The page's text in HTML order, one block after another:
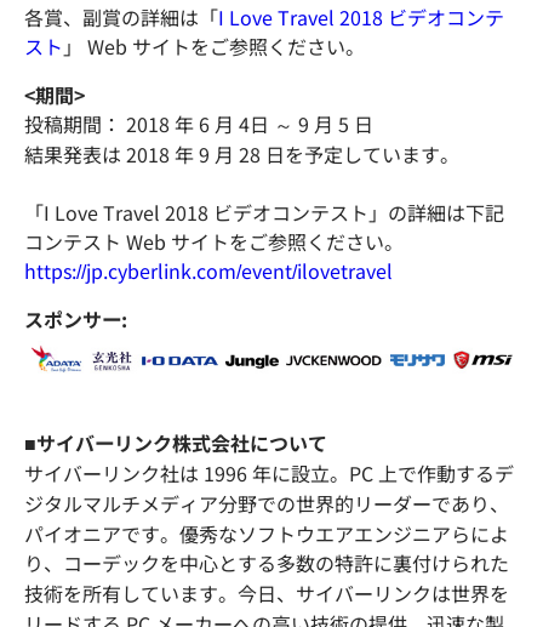
各賞、副賞の詳細は「I Love Travel 2018 ビデオコンテ
スト 」 Web サイトをご参照ください。
<期間>
投稿期間： 2018 年 6 月 4日 ～ 9 月 5 日
結果発表は 2018 年 9 月 28 日を予定しています。
「I Love Travel 2018 ビデオコンテスト」の詳細は下記
コンテスト Web サイトをご参照ください。
https://jp.cyberlink.com/event/ilovetravel
スポンサー:
■サイバーリンク株式会社について
サイバーリンク社は 1996 年に設立。PC 上で作動するデ
ジタルマルチメディア分野での世界的リーダーであり、
パイオニアです。優秀なソフトウエアエンジニアらによ
り、コーデックを中心とする多数の特許に裏付けられた
技術を所有しています。今日、サイバーリンクは世界を